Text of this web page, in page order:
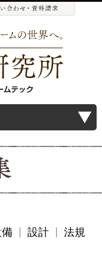
設計 法規